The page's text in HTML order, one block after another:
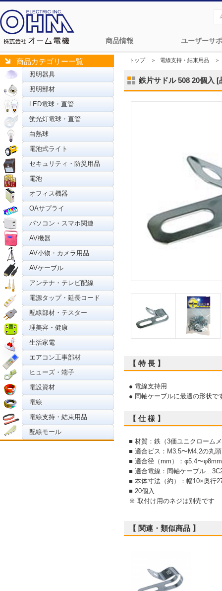
商品情報 ユーザーサ
商品カテゴリー一覧
照明器具
照明部材
LED電球・直管
蛍光灯電球・直管
白熱球
電池式ライト
セキュリティ・防災用品
電池
オフィス機器
OAサプライ
パソコン・スマホ関連
AV機器
AV小物・カメラ用品
AVケーブル
アンテナ・テレビ配線
電源タップ・延長コード
配線部材・テスター
理美容・健康
生活家電
エアコン工事部材
ヒューズ・端子
電設資材
電線
電線支持・結束用品
配線モール
トップ＞ 電線支持・結束用品 ＞
鉄片サドル 508 20個入 [
【 特 長 】
● 電線支持用
● 同軸ケーブルに最適の形状で
【 仕 様 】
■ 材質：鉄（3価ユニクローム
■ 適合ビス：M3.5〜M4.2の丸
■ 適合径（mm）：φ5.4〜φ8mm
■ 適合電線：同軸ケーブル
■ 本体寸法（約）：幅10×奥行
■ 20個入
※ 取付け用のネジは別売です
【 関連・類似商品 】